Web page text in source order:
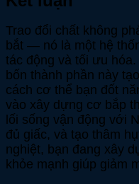
Trao đổi chất không
bắt — nó là một hệ
tác động và tối ưu
bốn thành phần này
cách cơ thể bạn đốt
vào xây dựng cơ bắp
lối sống vận động với
đủ giấc, và tạo thâm
nghiệt, bạn đang xây
khỏe mạnh giúp giảm